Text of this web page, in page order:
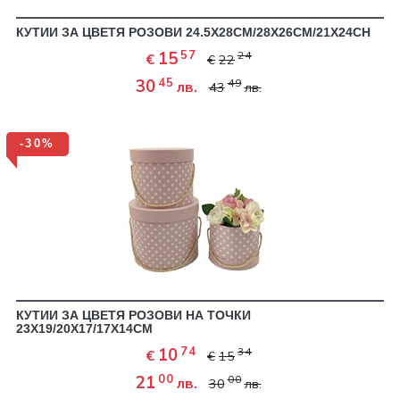
КУТИИ ЗА ЦВЕТЯ РОЗОВИ 24.5Х28СМ/28Х26СМ/21Х24СН
€ 15 57 € 22 24
30 45 лв. 43 49 лв.
-30%
КУТИИ ЗА ЦВЕТЯ РОЗОВИ НА ТОЧКИ
23Х19/20Х17/17Х14СМ
€ 10 74 € 15 34
21 00 лв. 30 00 лв.